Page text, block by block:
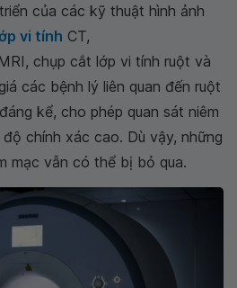
của các kỹ thuật hình ảnh
vi tính CT,
chụp cắt lớp vi tính ruột và
các bệnh lý liên quan đến ruột
kể, cho phép quan sát niêm
chính xác cao. Dù vậy, những
mạc vẫn có thể bị bỏ qua.